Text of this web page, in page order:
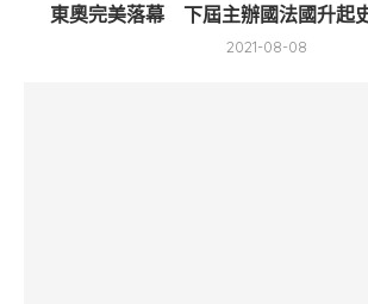
東奧完美落幕 下屆主辦國法國升起
2021-08-08